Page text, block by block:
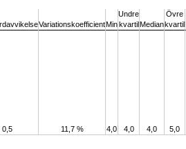
VariationskoefficientMin
Undre
kvartilMedian
Övre
kvartil
0,5 11,7 % 4,0 4,0 4,0 5,0